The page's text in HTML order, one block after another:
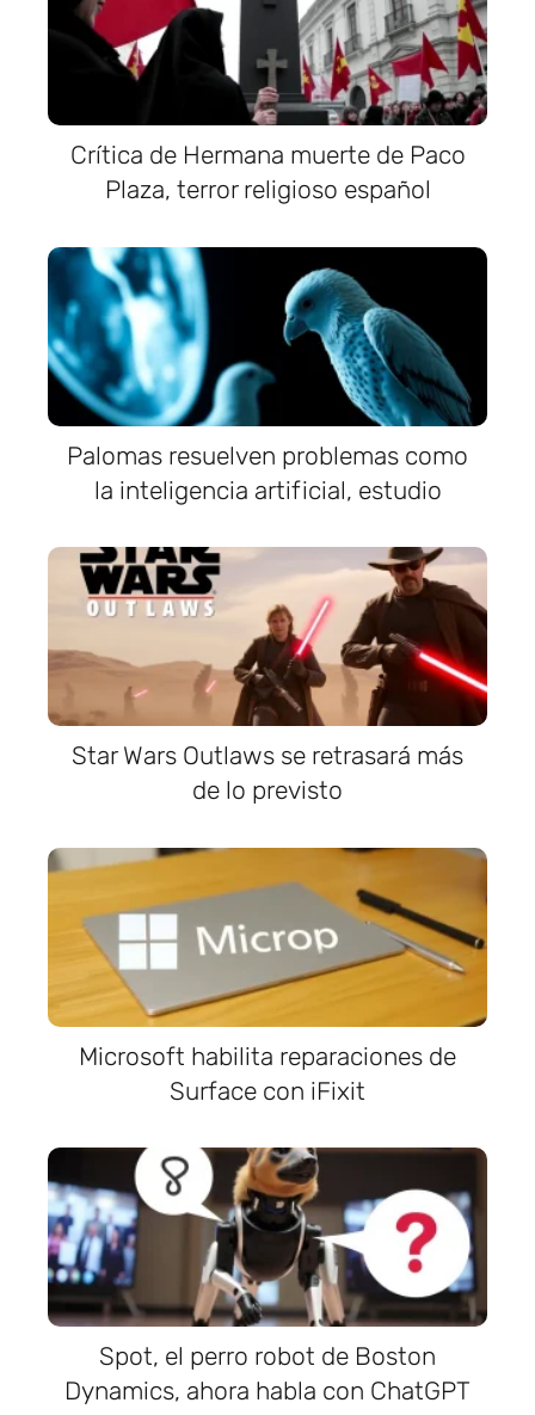
Crítica de Hermana muerte de Paco
Plaza, terror religioso español
Palomas resuelven problemas como
la inteligencia artificial, estudio
Star Wars Outlaws se retrasará más
de lo previsto
Microsoft habilita reparaciones de
Surface con iFixit
Spot, el perro robot de Boston
Dynamics, ahora habla con ChatGPT